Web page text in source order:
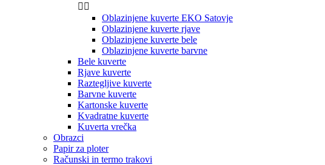
 
Oblazinjene kuverte EKO Satovje
Oblazinjene kuverte rjave
Oblazinjene kuverte bele
Oblazinjene kuverte barvne
Bele kuverte
Rjave kuverte
Raztegljive kuverte
Barvne kuverte
Kartonske kuverte
Kvadratne kuverte
Kuverta vrečka
Obrazci
Papir za ploter
Računski in termo trakovi